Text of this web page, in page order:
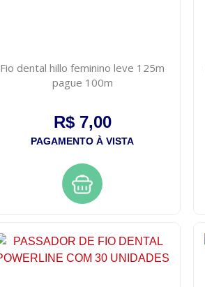
Fio dental hillo feminino leve 125m
pague 100m
R$ 7,00
PAGAMENTO À VISTA